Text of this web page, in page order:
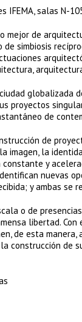
IFEMA, salas N-
mejor de
de simbiosis
globalizada
proyectos
de
de
imagen, la
y
nuevas
y ambas se
o de
libertad.
de esta
construcción de